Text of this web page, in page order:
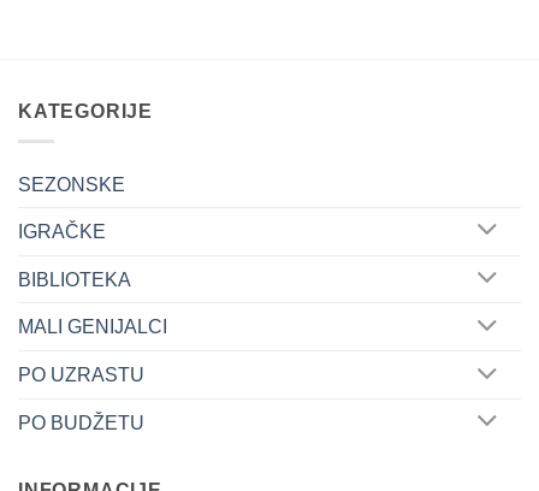
KATEGORIJE
SEZONSKE
IGRAČKE
BIBLIOTEKA
MALI GENIJALCI
PO UZRASTU
PO BUDŽETU